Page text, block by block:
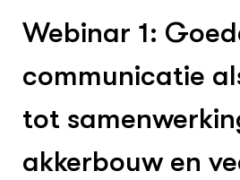
Webinar 1:
communicatie
tot
akkerbouw en